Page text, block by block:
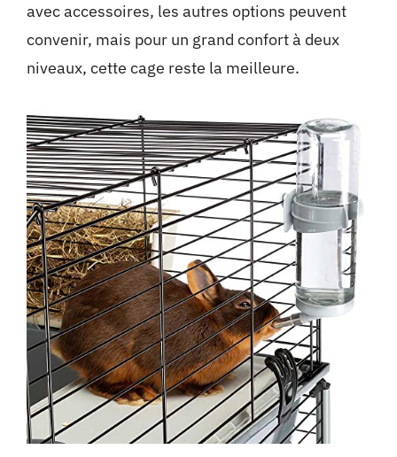
avec accessoires, les autres options peuvent
convenir, mais pour un grand confort à deux
niveaux, cette cage reste la meilleure.